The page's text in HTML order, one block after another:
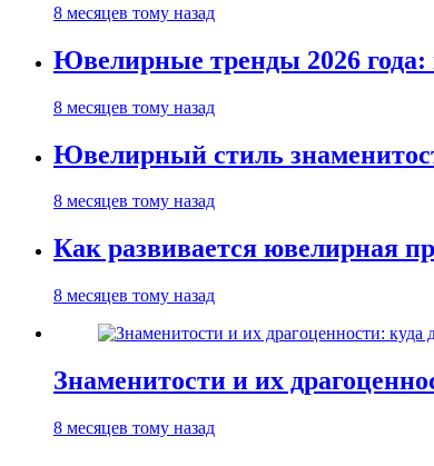
8 месяцев тому назад
Ювелирные тренды 2026
8 месяцев тому назад
Ювелирный стиль
8 месяцев тому назад
Как развивается ювелирная
8 месяцев тому назад
Знаменитости и их
8 месяцев тому назад